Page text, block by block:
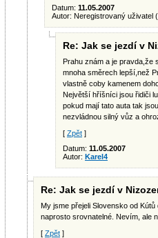
Datum: 11.05.2007
Autor: Neregistrovaný uživatel
Re: Jak se jezdí v
Prahu znám a je pravda,že
mnoha směrech lepší,než
vlastně coby kamenem
Největší hříšníci jsou řidiči
pokud mají tato auta tak
nezvládnou silný vůz a
[ Zpět ]
Datum: 11.05.2007
Autor: Karel4
Re: Jak se jezdí v
My jsme přejeli Slovensko od
naprosto srovnatelné. Nevím, ale
[ Zpět ]